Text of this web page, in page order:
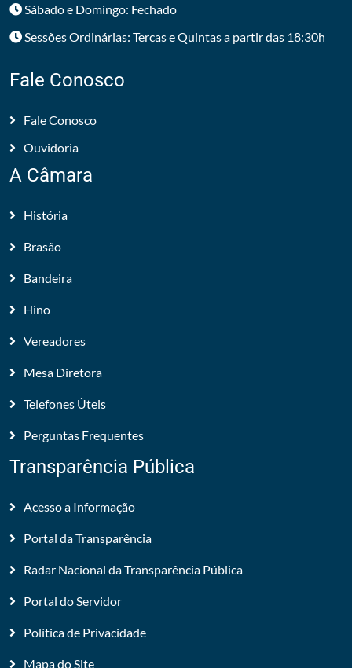
Sábado e Domingo: Fechado
Sessões Ordinárias: Tercas e Quintas a partir das 18:30h
Fale Conosco
Fale Conosco
Ouvidoria
A Câmara
História
Brasão
Bandeira
Hino
Vereadores
Mesa Diretora
Telefones Úteis
Perguntas Frequentes
Transparência Pública
Acesso a Informação
Portal da Transparência
Radar Nacional da Transparência Pública
Portal do Servidor
Política de Privacidade
Mapa do Site